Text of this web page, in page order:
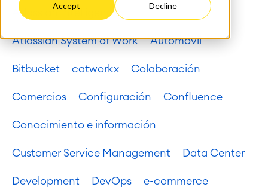
Accept Decline
Atlassian Intelligence
Atlassian System of Work Automóvil
Bitbucket catworkx Colaboración
Comercios Configuración Confluence
Conocimiento e información
Customer Service Management Data Center
Development DevOps e-commerce